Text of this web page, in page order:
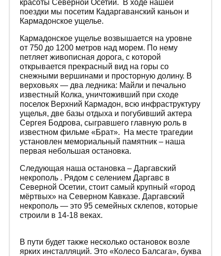
красоты Северной Осетии. В ходе нашей
поездки мы посетим Кадаргаванский каньон и
Кармадонское ущелье.
Кармадонское ущелье возвышается на уровне
от 750 до 1200 метров над морем. По нему
петляет живописная дорога, с которой
открывается прекрасный вид на горы со
снежными вершинами и просторную долину. В
верховьях — два ледника: Майли и печально
известный Колка, уничтоживший при сходе
поселок Верхний Кармадон, всю инфраструктуру
ущелья, две базы отдыха и погубивший актера
Сергея Бодрова, сыгравшего главную роль в
известном фильме «Брат». На месте трагедии
установлен мемориальный памятник – наша
первая небольшая остановка.
Следующая наша остановка – Даргавский
некрополь . Рядом с селением Даргавс в
Северной Осетии, стоит самый крупный «город
мёртвых» на Северном Кавказе. Даргавский
некрополь — это 95 семейных склепов, которые
строили в 14-18 веках.
В пути будет также несколько остановок возле
ярких инсталляций. Это «Колесо Балсага», буква